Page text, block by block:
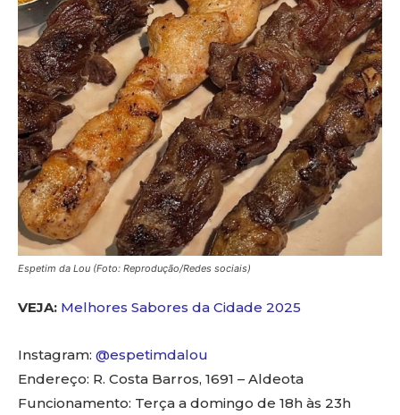
Espetim da Lou (Foto: Reprodução/Redes sociais)
VEJA: Melhores Sabores da Cidade 2025
Instagram: @espetimdalou
Endereço: R. Costa Barros, 1691 – Aldeota
Funcionamento: Terça a domingo de 18h às 23h